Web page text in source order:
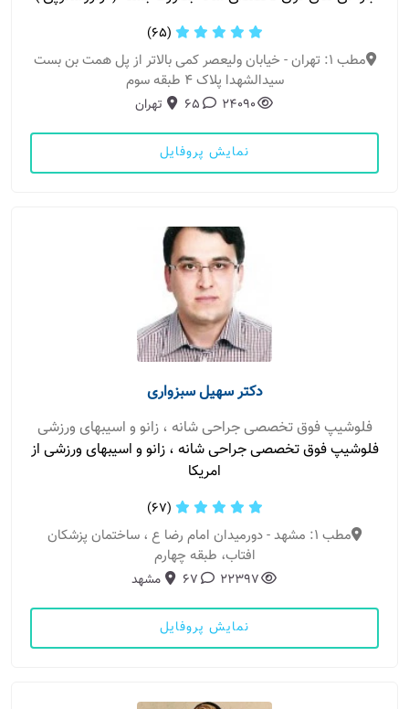
(65)
مطب 1: تهران - خیابان ولیعصر کمی بالاتر از پل همت بن بست
سیدالشهدا پلاک ۴ طبقه سوم
24090
65 تهران
نمایش پروفایل
دکتر سهیل سبزواری
فلوشیپ فوق تخصصی جراحی شانه ، زانو و اسیبهای ورزشی
فلوشیپ فوق تخصصی جراحی شانه ، زانو و اسیبهای ورزشی از
امریکا
(67)
مطب 1: مشهد - دورمیدان امام رضا ع ، ساختمان پزشکان
افتاب، طبقه چهارم
22397
67 مشهد
نمایش پروفایل